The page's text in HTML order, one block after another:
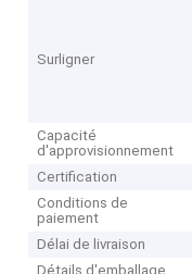
Surligner
Capacité
d'approvisionnement
Certification
Conditions de
paiement
Délai de livraison
Détails d'emballage